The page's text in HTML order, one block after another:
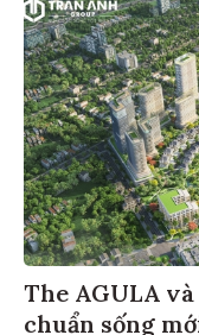
The AGULA
chuẩn sống